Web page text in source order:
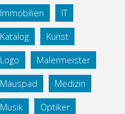
Immobilien IT
Katalog Kunst
Logo Malermeister
Mauspad Medizin
Musik Optiker